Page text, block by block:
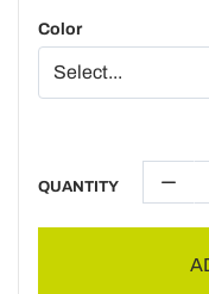
Color
QUANTITY